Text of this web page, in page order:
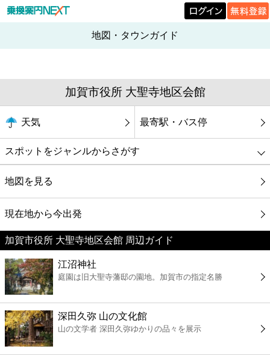
地図・タウンガイド
加賀市役所 大聖寺地区会館
天気 最寄駅・バス停
スポットをジャンルからさがす
グルメ
映画
美容
コンビニ
薬局
スーパー
地図を見る
現在地から今出発
加賀市役所 大聖寺地区会館 周辺ガイド
江沼神社
庭園は旧大聖寺藩邸の園地。加賀市の指定名勝
深田久弥 山の文化館
山の文学者 深田久弥ゆかりの品々を展示